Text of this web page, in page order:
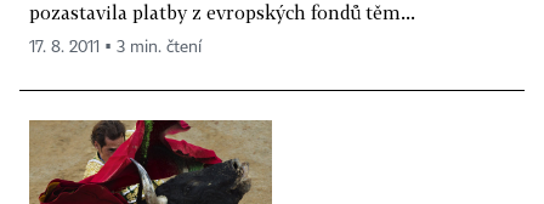
pozastavila platby z evropských fondů těm...
17. 8. 2011 ▪ 3 min. čtení